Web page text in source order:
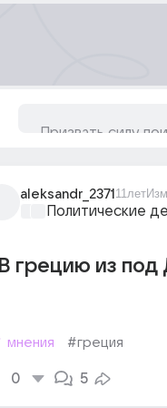
aleksandr_2371 11лет
Политические
В грецию из под
мнения #греция
0 5